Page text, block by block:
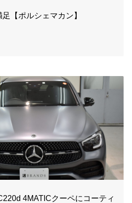
【ポルシェマカン】
4MATICクーペにコーティ